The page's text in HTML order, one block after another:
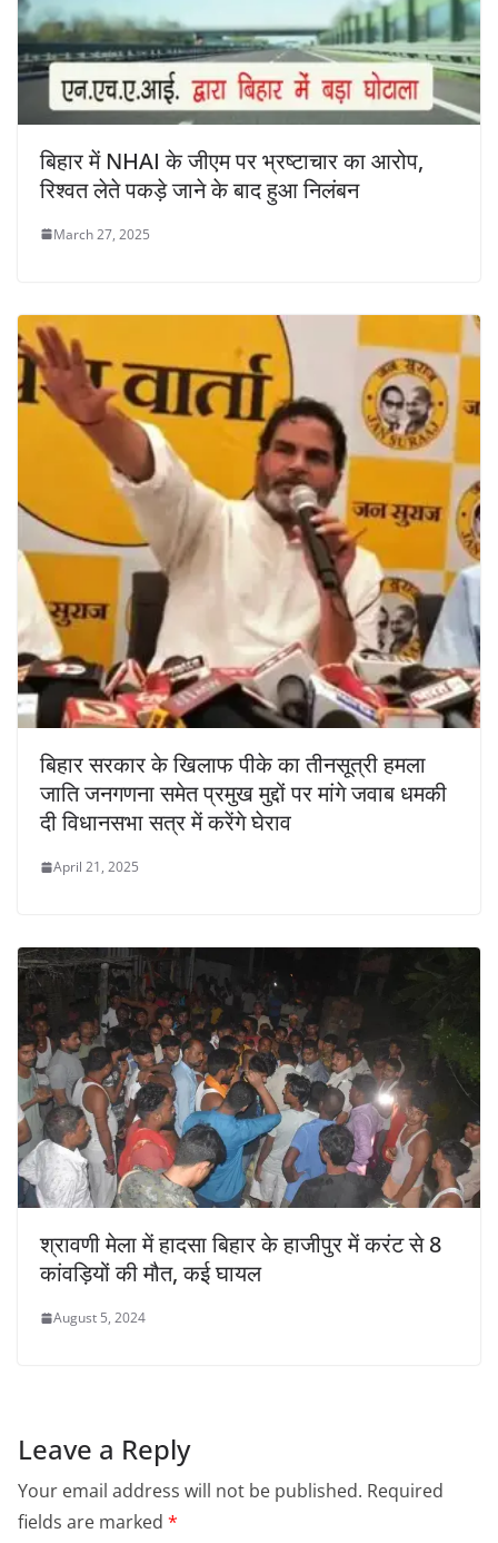
बिहार में NHAI के जीएम पर भ्रष्टाचार का आरोप,
रिश्वत लेते पकड़े जाने के बाद हुआ निलंबन
March 27, 2025
बिहार सरकार के खिलाफ पीके का तीनसूत्री हमला
जाति जनगणना समेत प्रमुख मुद्दों पर मांगे जवाब धमकी
दी विधानसभा सत्र में करेंगे घेराव
April 21, 2025
श्रावणी मेला में हादसा बिहार के हाजीपुर में करंट से 8
कांवड़ियों की मौत, कई घायल
August 5, 2024
Leave a Reply
Your email address will not be published. Required
fields are marked *